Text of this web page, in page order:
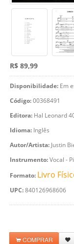
R$ 89,99
Disponibilidade: Em
Código:00368491
Editora: Hal Leonard
Idioma: Inglês
Autor/Artista: Justin
Instrumento:Vocal -
Formato: Livro
UPC:840126968606
COMPRAR